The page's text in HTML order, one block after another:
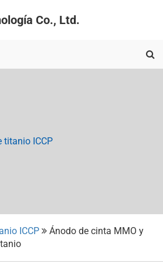
Co., Ltd.
titanio ICCP
ICCP
Ánodo de cinta MMO y